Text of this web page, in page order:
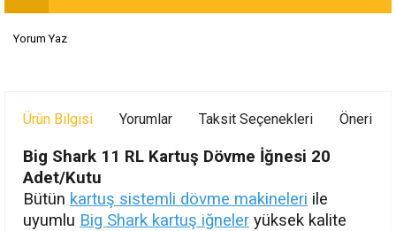
Yorum Yaz
Ürün Bilgisi Yorumlar Taksit Seçenekleri
Big Shark 11 RL Kartuş Dövme İğnesi 20
Adet/Kutu
Bütün kartuş sistemli dövme makineleri ile
uyumlu Big Shark kartuş iğneler yüksek kalite